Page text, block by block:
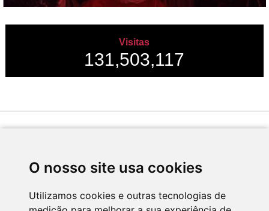
O nosso site usa cookies
Utilizamos cookies e outras tecnologias de
Visitas
131,503,117